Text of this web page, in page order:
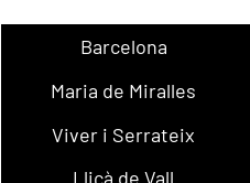
Barcelona
Maria de Miralles
Viver i Serrateix
Lliçà de Vall